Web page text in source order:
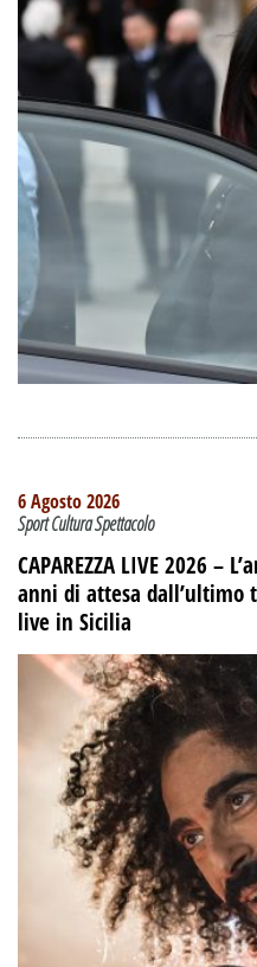
6 Agosto 2026
Sport Cultura Spettacolo
CAPAREZZA LIVE 2026 –
anni di attesa dall’ultimo
live in Sicilia